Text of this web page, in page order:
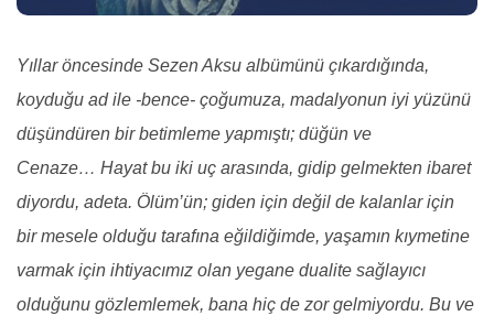
Yıllar öncesinde Sezen Aksu albümünü çıkardığında,
koyduğu ad ile -bence- çoğumuza, madalyonun iyi yüzünü
düşündüren bir betimleme yapmıştı; düğün ve
Cenaze… Hayat bu iki uç arasında, gidip gelmekten ibaret
diyordu, adeta. Ölüm’ün; giden için değil de kalanlar için
bir mesele olduğu tarafına eğildiğimde, yaşamın kıymetine
varmak için ihtiyacımız olan yegane dualite sağlayıcı
olduğunu gözlemlemek, bana hiç de zor gelmiyordu. Bu ve